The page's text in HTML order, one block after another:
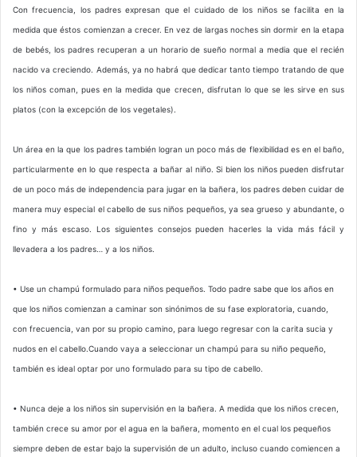
Con frecuencia, los padres expresan que el cuidado de los niños se facilita en la
medida que éstos comienzan a crecer. En vez de largas noches sin dormir en la etapa
de bebés, los padres recuperan a un horario de sueño normal a media que el recién
nacido va creciendo. Además, ya no habrá que dedicar tanto tiempo tratando de que
los niños coman, pues en la medida que crecen, disfrutan lo que se les sirve en sus
platos (con la excepción de los vegetales).
Un área en la que los padres también logran un poco más de flexibilidad es en el baño,
particularmente en lo que respecta a bañar al niño. Si bien los niños pueden disfrutar
de un poco más de independencia para jugar en la bañera, los padres deben cuidar de
manera muy especial el cabello de sus niños pequeños, ya sea grueso y abundante, o
fino y más escaso. Los siguientes consejos pueden hacerles la vida más fácil y
llevadera a los padres… y a los niños.
• Use un champú formulado para niños pequeños. Todo padre sabe que los años en
que los niños comienzan a caminar son sinónimos de su fase exploratoria, cuando,
con frecuencia, van por su propio camino, para luego regresar con la carita sucia y
nudos en el cabello.Cuando vaya a seleccionar un champú para su niño pequeño,
también es ideal optar por uno formulado para su tipo de cabello.
• Nunca deje a los niños sin supervisión en la bañera. A medida que los niños crecen,
también crece su amor por el agua en la bañera, momento en el cual los pequeños
siempre deben de estar bajo la supervisión de un adulto, incluso cuando comiencen a